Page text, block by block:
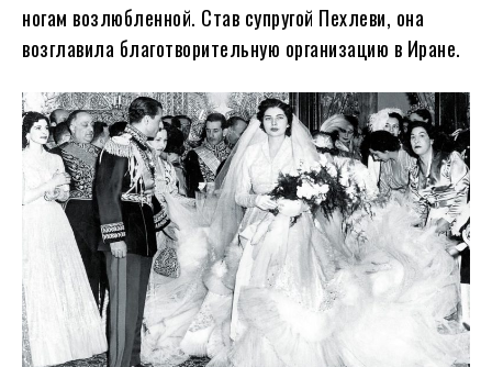
ногам возлюбленной. Став супругой Пехлеви, она
возглавила благотворительную организацию в Иране.